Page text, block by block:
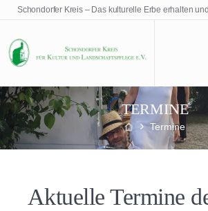
Schondorfer Kreis – Das kulturelle Erbe erhalten
TERMINE
Termine
Aktuelle Termine